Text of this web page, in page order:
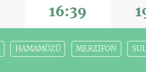
16:39
HAMAMÖZÜ MERZİFON